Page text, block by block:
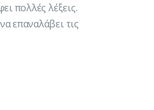
πολλές λέξεις.
επαναλάβει τις